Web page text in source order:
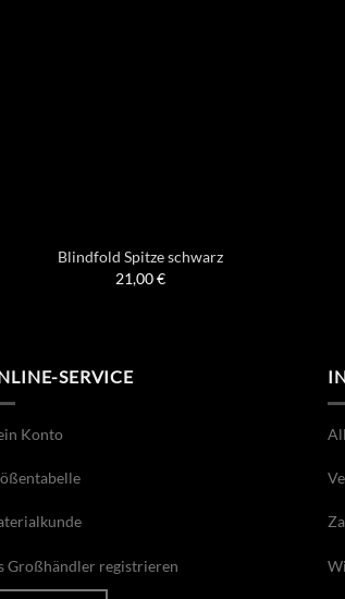
Blindfold Spitze schwarz
21,00€
SERVICE
Konto
Großhändler registrieren